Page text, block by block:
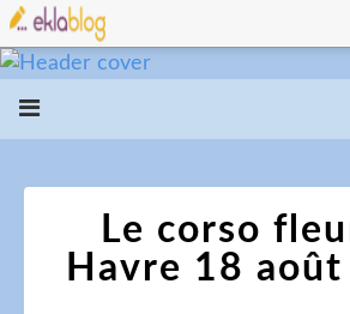
Le corso
Havre 18